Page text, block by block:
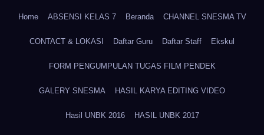
Home ABSENSI KELAS 7 Beranda CHANNEL SNESMA TV
CONTACT & LOKASI Daftar Guru Daftar Staff Ekskul
FORM PENGUMPULAN TUGAS FILM PENDEK
GALERY SNESMA HASIL KARYA EDITING VIDEO
Hasil UNBK 2016 HASIL UNBK 2017